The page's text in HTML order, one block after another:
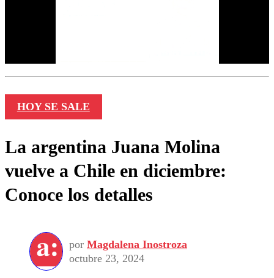
HOY SE SALE
La argentina Juana Molina
vuelve a Chile en diciembre:
Conoce los detalles
por Magdalena Inostroza
octubre 23, 2024